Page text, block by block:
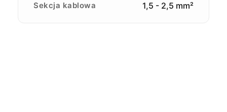
Sekcja kablowa 1,5 - 2,5 mm²